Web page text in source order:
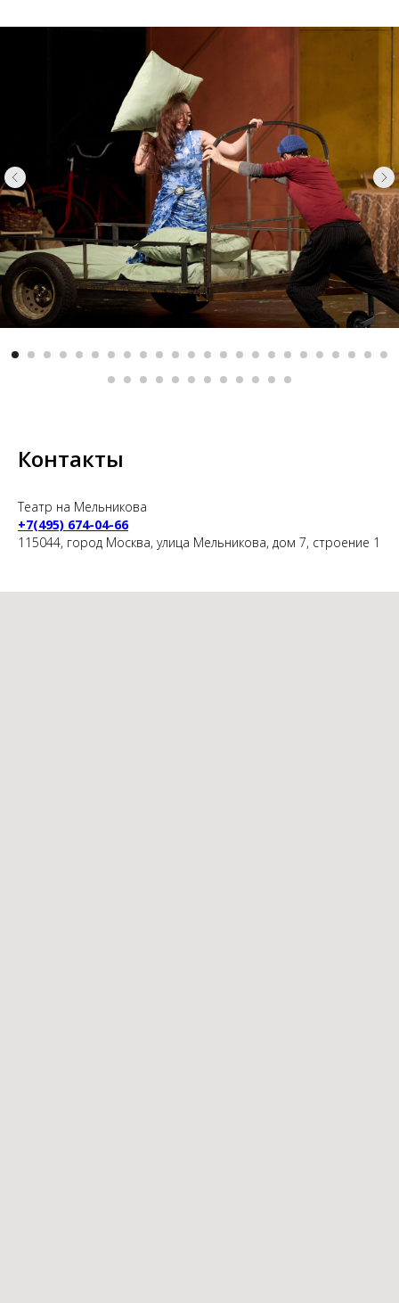
Контакты
Театр на Мельникова
+7(495) 674-04-66
115044, город Москва, улица Мельникова, дом 7, строение 1